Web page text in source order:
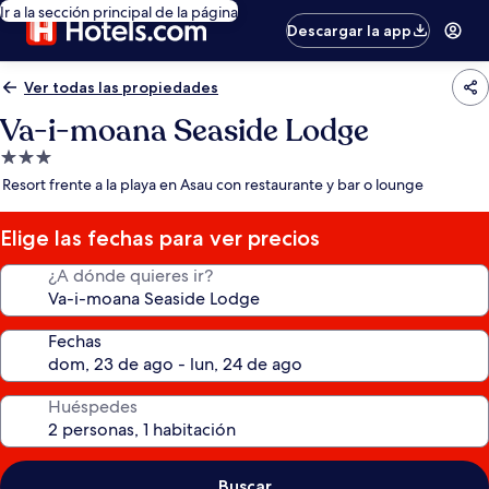
Ir a la sección principal de la página
Descargar la app
Ver todas las propiedades
Va-i-moana Seaside Lodge
Propiedad
de
estrellas
Resort frente a la playa en Asau con restaurante y bar o lounge
Elige las fechas para ver precios
¿A dónde quieres ir?
Fechas
Huéspedes